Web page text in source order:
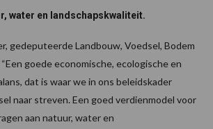
water en landschapskwaliteit.
gedeputeerde Landbouw, Voedsel, Bodem
goede economische, ecologische en
dat is waar we in ons beleidskader
naar streven. Een goed verdienmodel voor
aan natuur, water en